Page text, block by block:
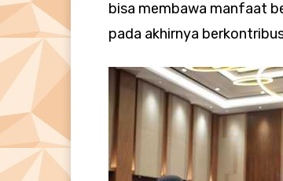
bisa membawa manfaat
pada akhirnya